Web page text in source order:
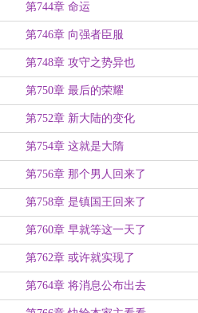
第744章 命运
第746章 向强者臣服
第748章 攻守之势异也
第750章 最后的荣耀
第752章 新大陆的变化
第754章 这就是大隋
第756章 那个男人回来了
第758章 是镇国王回来了
第760章 早就等这一天了
第762章 或许就实现了
第764章 将消息公布出去